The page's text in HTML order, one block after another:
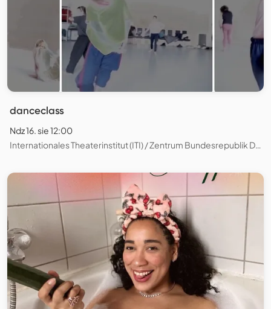
danceclass
Ndz 16. sie 12:00
Internationales Theaterinstitut (ITI) / Zentrum Bundesrepublik Deutschland/Studio 2, Berlin